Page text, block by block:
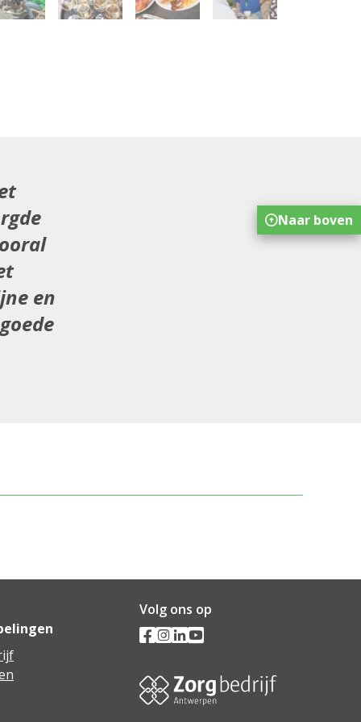
en
Volg ons op
Naar boven